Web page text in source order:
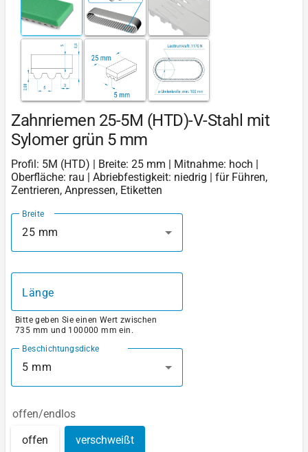
Zahnriemen 25-5M (HTD)-V-Stahl mit
Sylomer grün 5 mm
Profil: 5M (HTD) | Breite: 25 mm | Mitnahme: hoch |
Oberfläche: rau | Abriebfestigkeit: niedrig | für Führen,
Zentrieren, Anpressen, Etiketten
Breite
25 mm
Länge
Bitte geben Sie einen Wert zwischen
735 mm und 100000 mm ein.
Beschichtungsdicke
5 mm
offen/endlos
offen verschweißt